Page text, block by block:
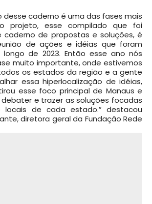
desse caderno é uma das fases mais
projeto, esse compilado que foi
caderno de propostas e soluções, é
de ações e idéias que foram
de 2023. Então esse ano nós
muito importante, onde estivemos
os estados da região e a gente
essa hiperlocalização de idéias,
esse foco principal de Manaus e
e trazer as soluções focadas
locais de cada estado.” destacou
diretora geral da Fundação Rede